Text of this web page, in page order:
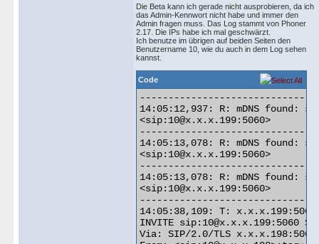
Die Beta kann ich gerade nicht ausprobieren, da ich
das Admin-Kennwort nicht habe und immer den
Admin fragen muss. Das Log stammt von Phoner
2.17. Die IPs habe ich mal geschwärzt.
Ich benutze im übrigen auf beiden Seiten den
Benutzername 10, wie du auch in dem Log sehen
kannst.
Code
14:05:12,937: R: mDNS found:
<sip:10@x.x.x.199:5060>
14:05:13,078: R: mDNS found:
<sip:10@x.x.x.199:5060>
14:05:13,078: R: mDNS found:
<sip:10@x.x.x.199:5060>
14:05:38,109: T: x.x.x.199:5060
INVITE sip:10@x.x.x.199:5060
Via: SIP/2.0/TLS